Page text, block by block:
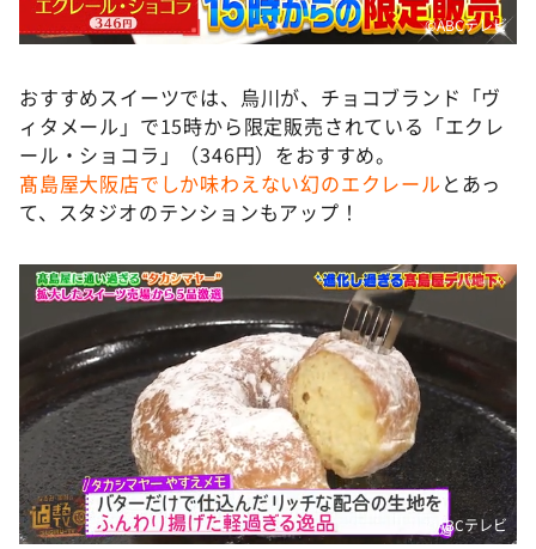
©️ABCテレビ
おすすめスイーツでは、烏川が、チョコブランド「ヴ
ィタメール」で15時から限定販売されている「エクレ
ール・ショコラ」（346円）をおすすめ。
髙島屋大阪店でしか味わえない幻のエクレール とあっ
て、スタジオのテンションもアップ！
©️ABCテレビ